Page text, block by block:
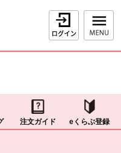
ログイン
注文ガイド eくらぶ登録